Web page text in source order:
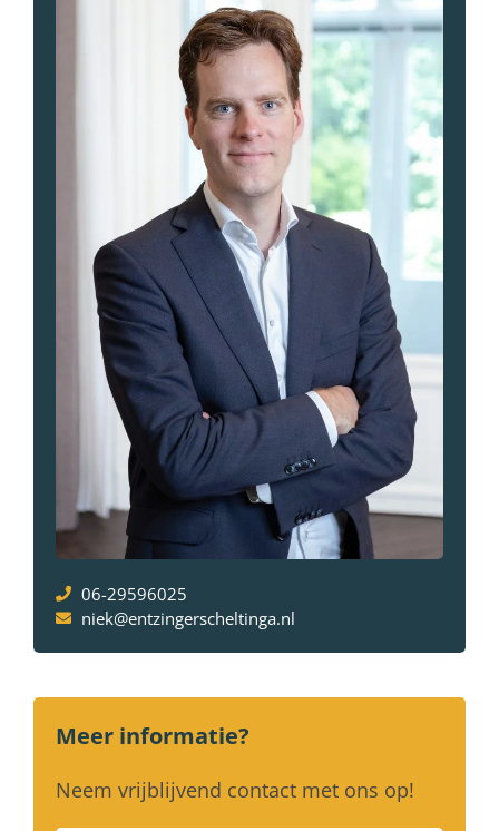
06-29596025
niek@entzingerscheltinga.nl
Meer informatie?
Neem vrijblijvend contact met ons op!